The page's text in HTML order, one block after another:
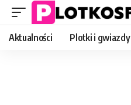
Aktualności Plotki i gwiazdy